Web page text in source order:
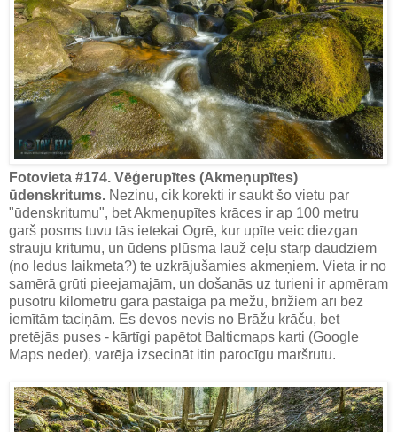
Fotovieta #174. Vēģerupītes (Akmeņupītes)
ūdenskritums. Nezinu, cik korekti ir saukt šo vietu par
"ūdenskritumu", bet Akmeņupītes krāces ir ap 100 metru
garš posms tuvu tās ietekai Ogrē, kur upīte veic diezgan
strauju kritumu, un ūdens plūsma lauž ceļu starp daudziem
(no ledus laikmeta?) te uzkrājušamies akmeņiem. Vieta ir no
samērā grūti pieejamajām, un došanās uz turieni ir apmēram
pusotru kilometru gara pastaiga pa mežu, brīžiem arī bez
iemītām taciņām. Es devos nevis no Brāžu krāču, bet
pretējās puses - kārtīgi papētot Balticmaps karti (Google
Maps neder), varēja izsecināt itin parocīgu maršrutu.